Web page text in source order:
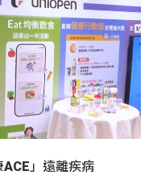
」遠離疾病